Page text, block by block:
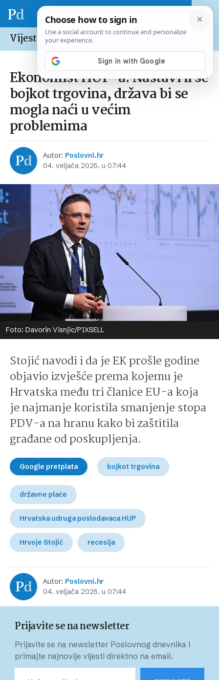
Vijesti /Hrvatska
Ekonomist HUP-a: Nastavi li se
bojkot trgovina, država bi se
mogla naći u većim
problemima
Autor: Poslovni.hr
04. veljača 2025. u 07:44
Foto: Davorin Visnjic/PIXSELL
Stojić navodi i da je EK prošle godine
objavio izvješće prema kojemu je
Hrvatska među tri članice EU-a koja
je najmanje koristila smanjenje stopa
PDV-a na hranu kako bi zaštitila
građane od poskupljenja.
Google pretplata bojkot trgovina
državne plaće
Hrvatska udruga poslodavaca HUP
Hrvoje Stojić recesija
Autor: Poslovni.hr
04. veljača 2025. u 07:44
Prijavite se na newsletter
Prijavite se na newsletter Poslovnog dnevnika i
primajte najnovije vijesti direktno na email.